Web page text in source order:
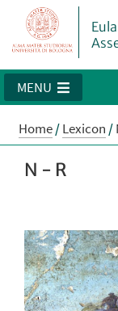
MENU
Home/Lexicon /
N - R